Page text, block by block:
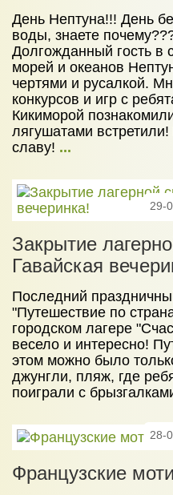
День Нептуна!!! День
воды, знаете
Долгожданный гость
морей и океанов
чертями и русалкой.
конкурсов и игр с
Кикиморой
лягушатами
славу! ...
29-
Закрытие
Гавайская
Последний
"Путешествие по
городском лагере
весело и интересно!
этом можно было
джунгли, пляж, где
поиграли с
28-
Французские